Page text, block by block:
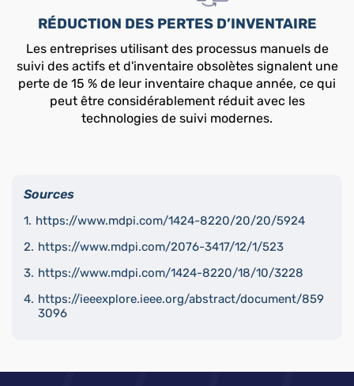
RÉDUCTION DES PERTES D’INVENTAIRE
Les entreprises utilisant des processus manuels de
suivi des actifs et d'inventaire obsolètes signalent une
perte de 15 % de leur inventaire chaque année, ce qui
peut être considérablement réduit avec les
technologies de suivi modernes.
Sources
https://www.mdpi.com/1424-8220/20/20/5924
https://www.mdpi.com/2076-3417/12/1/523
https://www.mdpi.com/1424-8220/18/10/3228
https://ieeexplore.ieee.org/abstract/document/859
3096